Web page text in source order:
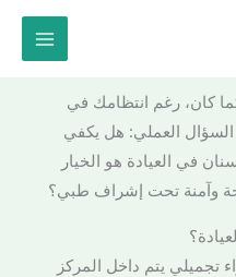
كان، رغم انتظامك في
السؤال العملي: هل يكفي
في العيادة هو الخيار
وآمنة تحت إشراف طبي؟
تجميلي يتم داخل المركز